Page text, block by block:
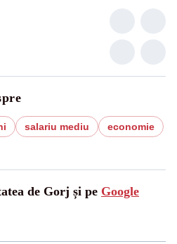
salariu mediu
economie
de Gorj și pe Google